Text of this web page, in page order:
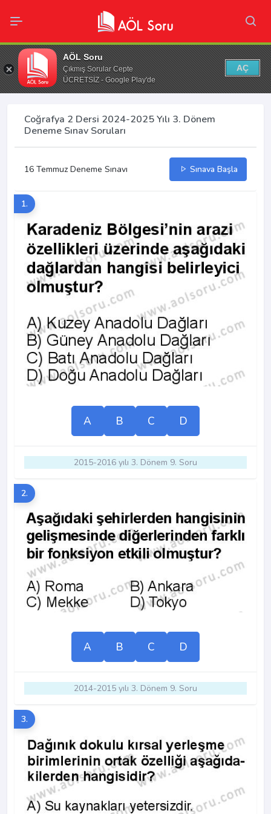
AÖL Soru
Çıkmış Sorular Cepte
ÜCRETSİZ - Google Play'de
AÇ
Coğrafya 2 Dersi 2024-2025 Yılı 3. Dönem
Deneme Sınav Soruları
16 Temmuz Deneme Sınavı Sınava Başla
1.
A B C D
2015-2016 yılı 3. Dönem 9. Soru
2.
A B C D
2014-2015 yılı 3. Dönem 9. Soru
3.